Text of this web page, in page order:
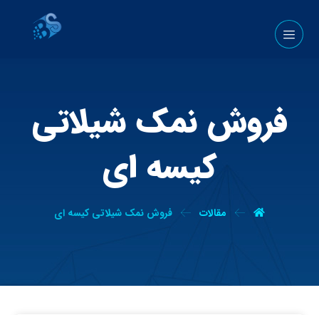
فروش نمک شیلاتی
کیسه ای
مقالات فروش نمک شیلاتی کیسه ای